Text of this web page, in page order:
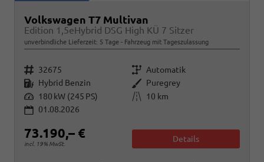
Volkswagen T7 Multivan
Edition 1,5eHybrid DSG High KÜ 7 Sitzer
unverbindliche Lieferzeit: 5 Tage Fahrzeug mit Tageszulassung
Fahrzeugnr. 32675 Getriebe Automatik
Kraftstoff Hybrid Benzin Außenfarbe Puregrey
Leistung 180 kW (245 PS) Kilometerstand
10 km
01.08.2026
73.190,– €
incl. 19% MwSt.
Details